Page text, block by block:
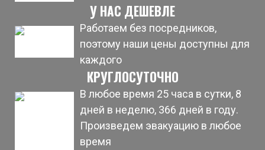
У НАС ДЕШЕВЛЕ
Работаем без посредников,
поэтому наши цены доступны для
каждого
КРУГЛОСУТОЧНО
В любое время 25 часа в сутки, 8
дней в неделю, 366 дней в году.
Произведем эвакуацию в любое
время